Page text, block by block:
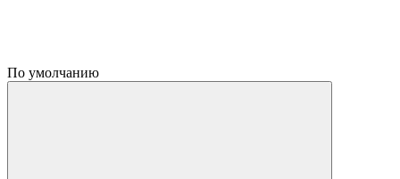
По умолчанию